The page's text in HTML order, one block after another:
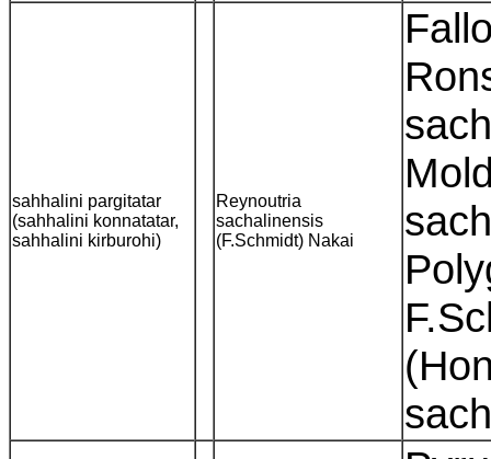
sahhalini pargitatar
(sahhalini konnatatar,
sahhalini kirburohi)
Reynoutria
sachalinensis
(F.Schmidt) Nakai